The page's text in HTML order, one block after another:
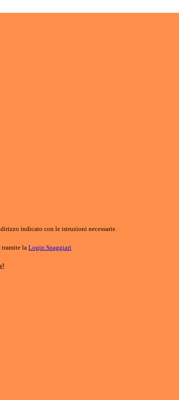
indicato con le istruzioni necessarie.
tramite la Login Spaggiari